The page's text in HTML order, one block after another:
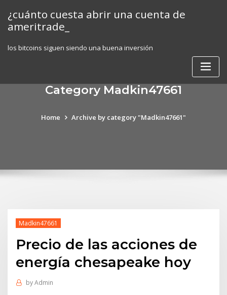
content
¿cuánto cuesta abrir una cuenta de
ameritrade_
los bitcoins siguen siendo una buena inversión
Category Madkin47661
Home Archive by category "Madkin47661"
Madkin47661
Precio de las acciones de
energía chesapeake hoy
byAdmin